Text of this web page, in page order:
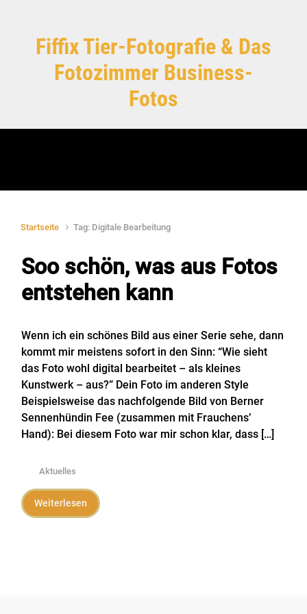
Fiffix Tier-Fotografie & Das
Fotozimmer Business-
Fotos
Startseite Tag: Digitale Bearbeitung
Soo schön, was aus Fotos
entstehen kann
Wenn ich ein schönes Bild aus einer Serie sehe, dann
kommt mir meistens sofort in den Sinn: “Wie sieht
das Foto wohl digital bearbeitet – als kleines
Kunstwerk – aus?” Dein Foto im anderen Style
Beispielsweise das nachfolgende Bild von Berner
Sennenhündin Fee (zusammen mit Frauchens’
Hand): Bei diesem Foto war mir schon klar, dass […]
Aktuelles
Weiterlesen